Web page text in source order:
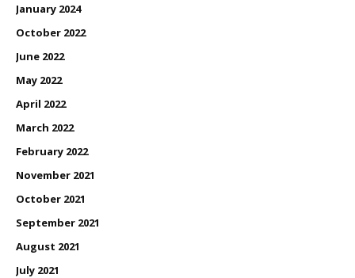
January 2024
October 2022
June 2022
May 2022
April 2022
March 2022
February 2022
November 2021
October 2021
September 2021
August 2021
July 2021